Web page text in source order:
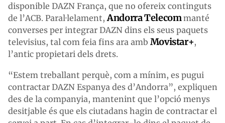
disponible DAZN França, que no ofereix continguts
de l’ACB. Paral·lelament, Andorra Telecommanté
converses per integrar DAZN dins els seus paquets
televisius, tal com feia fins ara amb Movistar+,
l’antic propietari dels drets.
“Estem treballant perquè, com a mínim, es pugui
contractar DAZN Espanya des d’Andorra”, expliquen
des de la companyia, mantenint que l’opció menys
desitjable és que els ciutadans hagin de contractar el